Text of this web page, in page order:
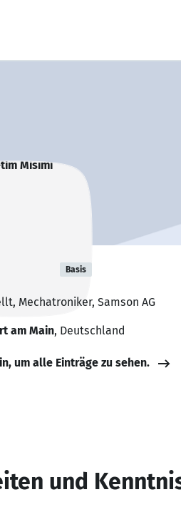
Basis
Mechatroniker, Samson AG
am Main, Deutschland
um alle Einträge zu sehen.
und